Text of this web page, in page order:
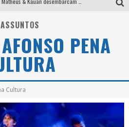
Selo Moda Music confirma Bel Costa no palco Talentos da Terra do Pedro Leopoldo Rodeio Show
ASSUNTOS
PENA
Cultura